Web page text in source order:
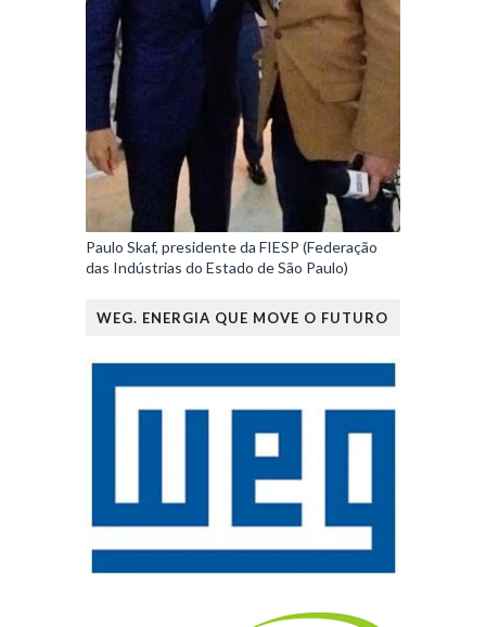
Paulo Skaf, presidente da FIESP (Federação
das Indústrias do Estado de São Paulo)
WEG. ENERGIA QUE MOVE O FUTURO